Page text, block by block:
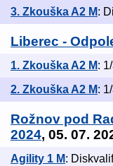
3. Zkouška A2 M:
Liberec -
1. Zkouška A2 M:
2. Zkouška A2 M:
Rožnov pod
2024, 05. 07.
Agility 1 M: